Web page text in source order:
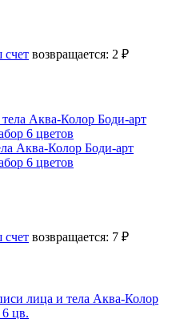
счет возвращается: 2 ₽
Аква-Колор Боди-арт
6 цветов
счет возвращается: 7 ₽